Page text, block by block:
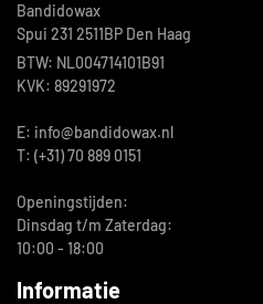
Bandidowax
Spui 231 2511BP Den Haag
BTW: NL004714101B91
KVK: 89291972
E: info@bandidowax.nl
T: (+31) 70 889 0151
Openingstijden:
Dinsdag t/m Zaterdag:
10:00 - 18:00
Informatie